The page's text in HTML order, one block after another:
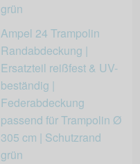
Ampel 24 Trampolin
Randabdeckung |
Ersatzteil reißfest & UV-
beständig |
Federabdeckung
passend für Trampolin Ø
305 cm | Schutzrand
grün